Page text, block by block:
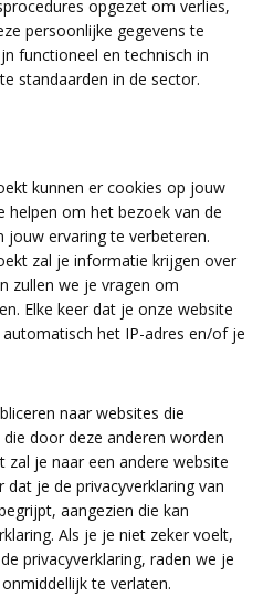
opgezet om verlies,
persoonlijke gegevens te
functioneel en technisch in
standaarden in de sector.
kunnen er cookies op jouw
helpen om het bezoek van de
jouw ervaring te verbeteren.
zal je informatie krijgen over
zullen we je vragen om
Elke keer dat je onze website
het IP-adres en/of je
naar websites die
door deze anderen worden
zal je naar een andere website
je de privacyverklaring van
aangezien die kan
Als je je niet zeker voelt,
privacyverklaring, raden we je
te verlaten.